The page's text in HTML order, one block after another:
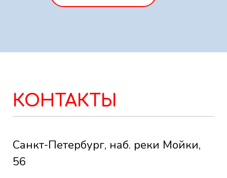
КОНТАКТЫ
Санкт-Петербург, наб. реки Мойки,
56